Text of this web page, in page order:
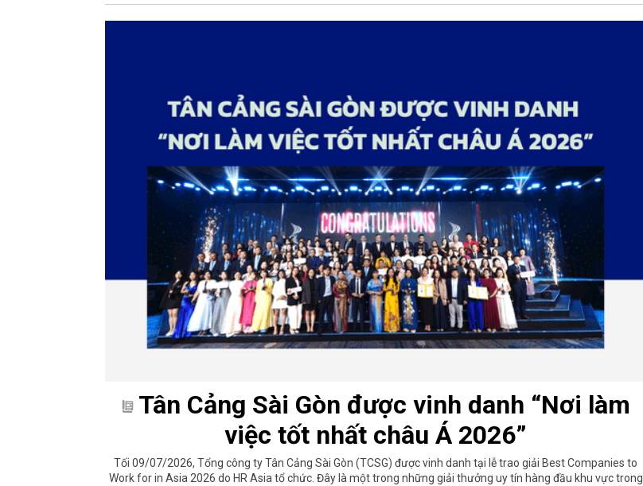
Tân Cảng Sài Gòn được vinh danh “Nơi làm
việc tốt nhất châu Á 2026”
Tối 09/07/2026, Tổng công ty Tân Cảng Sài Gòn (TCSG) được vinh danh tại lễ trao giải Best Companies to
Work for in Asia 2026 do HR Asia tổ chức. Đây là một trong những giải thưởng uy tín hàng đầu khu vực trong